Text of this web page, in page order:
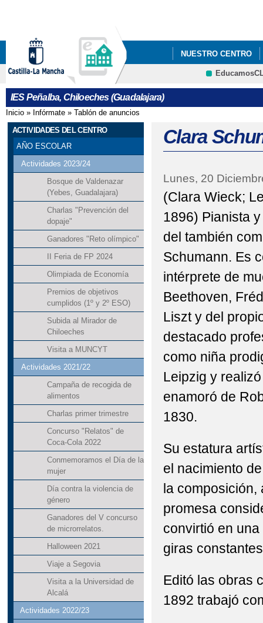
NUESTRO CENTRO
AULAS POR LA
IES Peñalba, Chiloeches (Guadalajara)
Se encuentra usted aquí
Inicio » Infórmate » Tablón de anuncios
ACTIVIDADES DEL CENTRO
AÑO ESCOLAR
Actividades 2023/24
Bosque de Valdenazar
(Yebes, Guadalajara)
Charlas "Prevención del
dopaje"
Ganadores "Reto olímpico"
II Feria de FP 2024
Olimpiada de Economía
Premios de objetivos
cumplidos (1º y 2º ESO)
Subida al Mirador de
Chiloeches
Visita a MUNCYT
Actividades 2021/22
Campaña de recogida de
alimentos
Charlas primer trimestre
Concurso "Relatos" de
Coca-Cola 2022
Conmemoramos el Día de la
mujer
Día contra la violencia de
género
Ganadores del V concurso
de microrrelatos.
Halloween 2021
Viaje a Segovia
Visita a la Universidad de
Alcalá
Actividades 2022/23
Clara
Lunes, 20
(Clara Wieck;
1896) Pianista
del también
Schumann. Es
intérprete de
Beethoven,
Liszt y del
destacado
como niña
Leipzig y
enamoró de
1830.
Su estatura
el nacimiento
la
promesa
convirtió en
giras
Editó las obras
1892 trabajó